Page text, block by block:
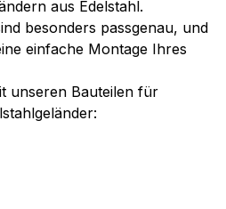
aus Edelstahl.
besonders passgenau, und
einfache Montage Ihres
unseren Bauteilen für